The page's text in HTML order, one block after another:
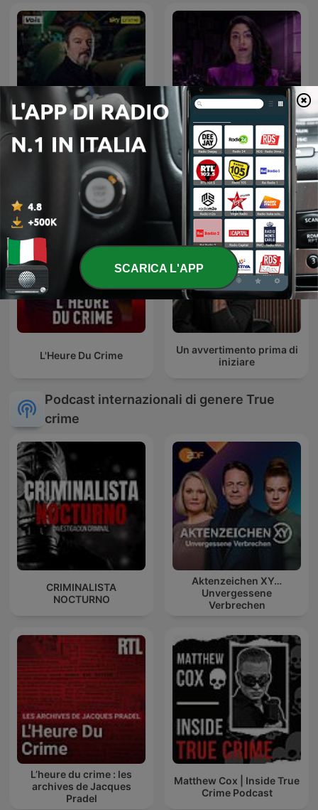
Profondo Nero Elisa True Crime
L'Heure Du Crime
Un avvertimento prima di
iniziare
Podcast internazionali di genere True
crime
CRIMINALISTA
NOCTURNO
Aktenzeichen XY…
Unvergessene
Verbrechen
L’heure du crime : les
archives de Jacques
Pradel
Matthew Cox | Inside True
Crime Podcast
SCARICA L'APP